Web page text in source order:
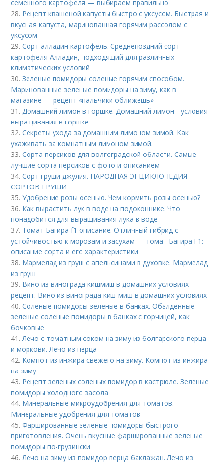
семенного картофеля — выбираем правильно
28. Рецепт квашеной капусты быстро с уксусом. Быстрая и
вкусная капуста, маринованная горячим рассолом с
уксусом
29.Сорт алладин картофель. Среднепоздний сорт
картофеля Алладин, подходящий для различных
климатических условий
30.Зеленые помидоры соленые горячим способом.
Маринованные зеленые помидоры на зиму, как в
магазине — рецепт «пальчики оближешь»
31.Домашний лимон в горшке. Домашний лимон - условия
выращивания в горшке
32.Секреты ухода за домашним лимоном зимой. Как
ухаживать за комнатным лимоном зимой.
33.Сорта персиков для волгоградской области. Самые
лучшие сорта персиков с фото и описанием
34.Сорт груши джулия. НАРОДНАЯ ЭНЦИКЛОПЕДИЯ
СОРТОВ ГРУШИ
35.Удобрение розы осенью. Чем кормить розы осенью?
36. Как вырастить лук в воде на подоконнике. Что
понадобится для выращивания лука в воде
37. Томат Багира f1 описание. Отличный гибрид с
устойчивостью к морозам и засухам — томат Багира F1:
описание сорта и его характеристики
38. Мармелад из груш с апельсинами в духовке. Мармелад
из груш
39. Вино из винограда кишмиш в домашних условиях
рецепт. Вино из винограда киш-миш в домашних условиях
40.Соленые помидоры зеленые в банках. Обалденные
зеленые соленые помидоры в банках с горчицей, как
бочковые
41.Лечо с томатным соком на зиму из болгарского перца
и моркови. Лечо из перца
42. Компот из инжира свежего на зиму. Компот из инжира
на зиму
43. Рецепт зеленых соленых помидор в кастрюле. Зеленые
помидоры холодного засола
44. Минеральные микроудобрения для томатов.
Минеральные удобрения для томатов
45.Фаршированные зеленые помидоры быстрого
приготовления. Очень вкусные фаршированные зеленые
помидоры по-грузински
46.Лечо на зиму из помидор перца баклажан. Лечо из